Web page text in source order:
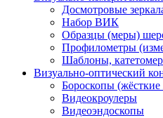
Досмотровые
Набор ВИК
Образцы (меры)
Профилометры
Шаблоны,
Визуально-оптический
Бороскопы
Видеокроулеры
Видеоэндоскопы